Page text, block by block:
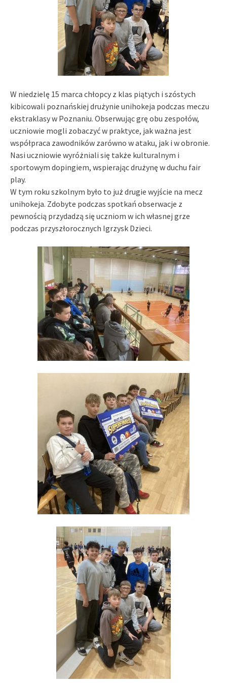
W niedzielę 15 marca chłopcy z klas piątych i szóstych
kibicowali poznańskiej drużynie unihokeja podczas meczu
ekstraklasy w Poznaniu. Obserwując grę obu zespołów,
uczniowie mogli zobaczyć w praktyce, jak ważna jest
współpraca zawodników zarówno w ataku, jak i w obronie.
Nasi uczniowie wyróżniali się także kulturalnym i
sportowym dopingiem, wspierając drużynę w duchu fair
play.
W tym roku szkolnym było to już drugie wyjście na mecz
unihokeja. Zdobyte podczas spotkań obserwacje z
pewnością przydadzą się uczniom w ich własnej grze
podczas przyszłorocznych Igrzysk Dzieci.